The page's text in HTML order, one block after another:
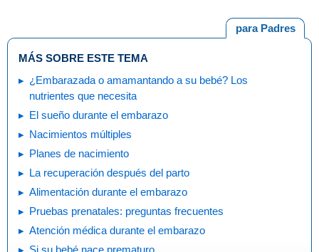
para Padres
MÁS SOBRE ESTE TEMA
¿Embarazada o amamantando a su bebé? Los
nutrientes que necesita
El sueño durante el embarazo
Nacimientos múltiples
Planes de nacimiento
La recuperación después del parto
Alimentación durante el embarazo
Pruebas prenatales: preguntas frecuentes
Atención médica durante el embarazo
Si su bebé nace prematuro